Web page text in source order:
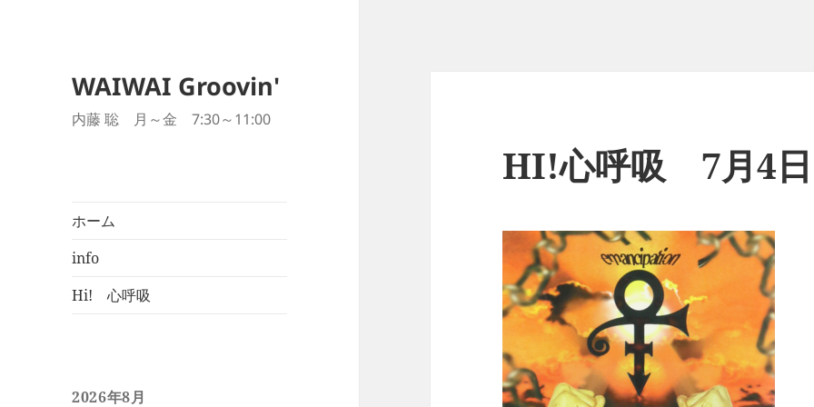
WAIWAI Groovin'
内藤 聡 月～金 7:30～11:00
ホーム
info
Hi! 心呼吸
2026年8月
HI!心呼吸 7月4日